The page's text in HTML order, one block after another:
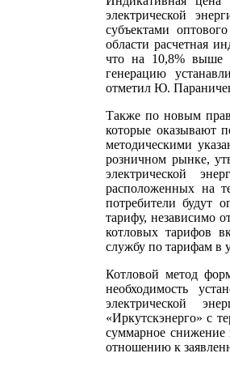
электрической
субъектами
области расчетная
что на 10,8% выше
генерацию
отметил Ю.
Также по новым
которые оказывают
методическими
розничном рынке,
электрической
расположенных на
потребители будут
тарифу, независимо
котловых тарифов
службу по тарифам в
Котловой метод
необходимость
электрической
«Иркутскэнерго» с
суммарное снижение
отношению к